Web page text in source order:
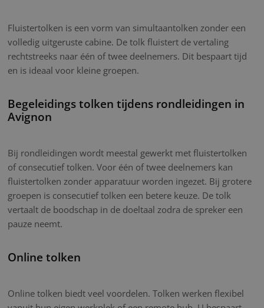
Fluistertolken is een vorm van simultaantolken zonder een
volledig uitgeruste cabine. De tolk fluistert de vertaling
rechtstreeks naar één of twee deelnemers. Dit bespaart tijd
en is ideaal voor kleine groepen.
Begeleidings tolken tijdens rondleidingen in
Avignon
Bij rondleidingen wordt meestal gewerkt met fluistertolken
of consecutief tolken. Voor één of twee deelnemers kan
fluistertolken zonder apparatuur worden ingezet. Bij grotere
groepen is consecutief tolken een betere keuze. De tolk
vertaalt de boodschap in de doeltaal zodra de spreker een
pauze neemt.
Online tolken
Online tolken biedt veel voordelen. Tolken werken flexibel